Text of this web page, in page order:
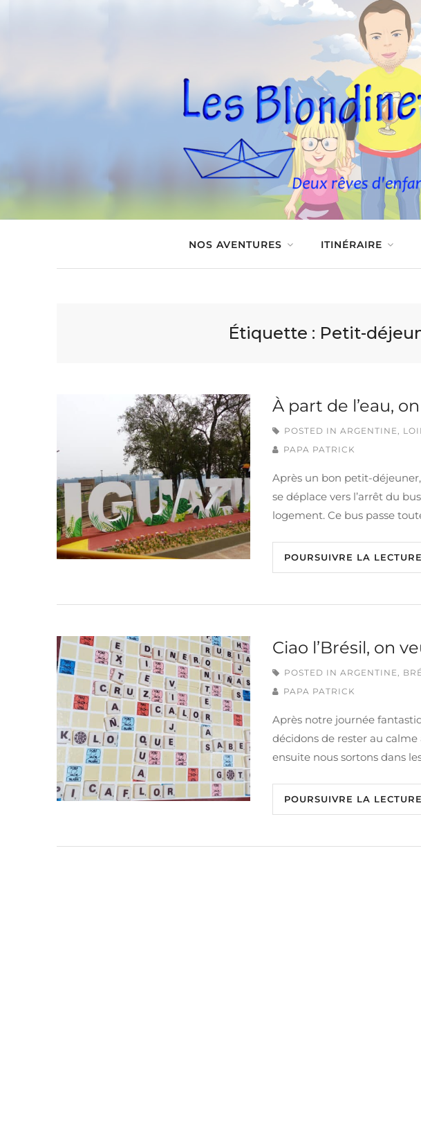
NOS AVENTURES ITINÉRAIRE
Étiquette : Petit-
À part de l’eau,
POSTED IN ARGENTINE,
PAPA PATRICK
Après un bon petit-
se déplace vers l’arrêt du
logement. Ce bus passe
POURSUIVRE LA LECTURE
Ciao l’Brésil, on
POSTED IN ARGENTINE,
PAPA PATRICK
Après notre journée
décidons de rester au calme
ensuite nous sortons dans
POURSUIVRE LA LECTURE